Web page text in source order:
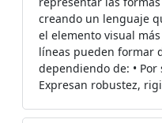
creando un lenguaje
el elemento visual
líneas pueden formar
dependiendo de: •
Expresan robustez,